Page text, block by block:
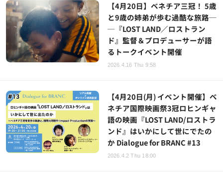
【4月20日】ベネチア三冠！ 5歳
と9歳の姉弟が歩む過酷な旅路─
─『LOST LAND／ロストラン
ド』監督＆プロデューサーが語
るトークイベント開催
2026.4.16 Thu 9:58
【4月20日(月) イベント開催】ベ
ネチア国際映画祭3冠ロヒンギャ
語の映画『LOST LAND/ロストラ
ンド』はいかにして世にでたの
か Dialogue for BRANC #13
2026.4.2 Thu 18:00